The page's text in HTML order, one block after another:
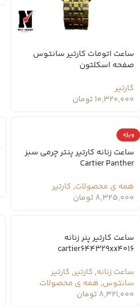
ساعت اتومات کارتیر سانتوس
صفحه اسکلتون
کارتیر
10,320,000تومان
ویژه
ساعت زنانه کارتیر پنتر چرمی سبز
Cartier Panther
همه ی محصولات, کارتیر
8,325,000تومان
ساعت کارتیر پنر زنانه
cartier644329xx4016
ساعت زنانه, کارتیر, کارتیر
سانتوس, همه ی محصولات
8,321,000تومان